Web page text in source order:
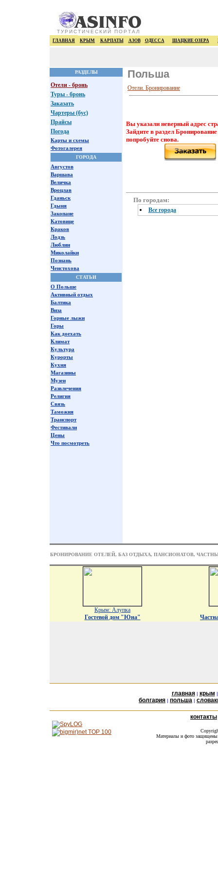
ТУРИСТИЧЕСКИЙ ПОРТАЛ
ГЛАВНАЯ КРЫМ КАРПАТЫ АЗОВ ОДЕССА ШАЦКИЕ ОЗЕРА
РАЗДЕЛЫ Польша
Отели - бронь
Туры - бронь
Заказать
Чартеры (бус)
Прайсы
Погода
Карты и схемы
Фотогалерея
ГОРОДА
Августов
Варшава
Величка
Вроцлав
Гданьск
Гдыня
Закопане
Катовице
Краков
Лодзь
Люблин
Миколайки
Познань
Ченстохова
СТАТЬИ
О Польше
Активный отдых
Балтика
Виза
Горные лыжи
Горы
Как доехать
Климат
Культура
Курорты
Кухня
Магазины
Музеи
Развлечения
Религия
Связь
Таможня
Транспорт
Фестивали
Цены
Что посмотреть
Отели. Бронирование
Вы указали неверный адрес
Зайдите в раздел
попробуйте снова.
По городам:
Все города
БРОНИРОВАНИЕ ОТЕЛЕЙ, БАЗ ОТДЫХА, ПАНСИОНАТОВ,
Крым: Алупка
Гостевой дом "Юна"
главная| крым
болгария | польша |
контакты
Материалы и фото защищены